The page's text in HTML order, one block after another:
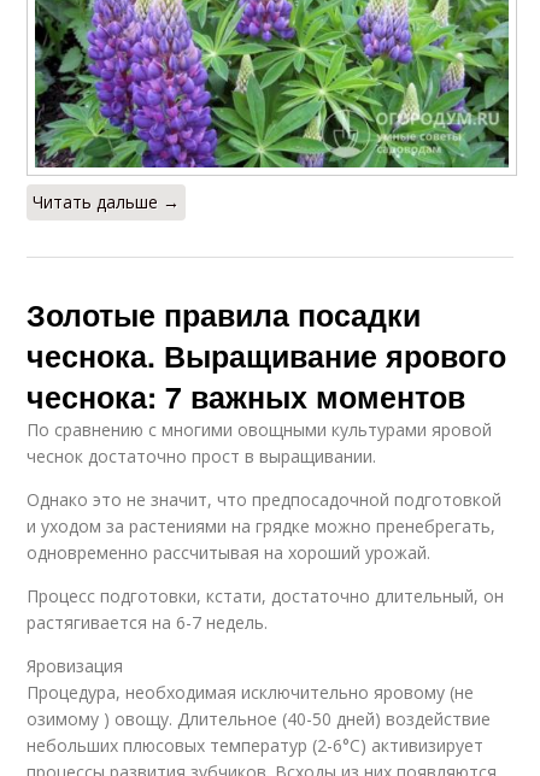
Читать дальше →
Золотые правила посадки
чеснока. Выращивание ярового
чеснока: 7 важных моментов
По сравнению с многими овощными культурами яровой
чеснок достаточно прост в выращивании.
Однако это не значит, что предпосадочной подготовкой
и уходом за растениями на грядке можно пренебрегать,
одновременно рассчитывая на хороший урожай.
Процесс подготовки, кстати, достаточно длительный, он
растягивается на 6-7 недель.
Яровизация
Процедура, необходимая исключительно яровому (не
озимому ) овощу. Длительное (40-50 дней) воздействие
небольших плюсовых температур (2-6°С) активизирует
процессы развития зубчиков. Всходы из них появляются